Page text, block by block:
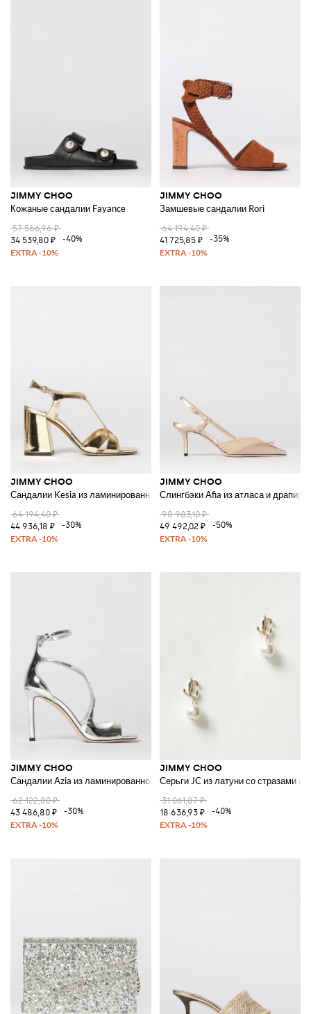
JIMMY CHOO
Кожаные сандалии Fayance
57 566,96 ₽
34 539,80 ₽
-40%
JIMMY CHOO
Замшевые сандалии Rori
64 194,40 ₽
41 725,85 ₽
-35%
JIMMY CHOO
Сандалии Kesia из ламинированной лакированной кожи
64 194,40 ₽
44 936,18 ₽
-30%
JIMMY CHOO
Слингбэки Afia из атласа и
98 983,10 ₽
49 492,02 ₽
-50%
JIMMY CHOO
Сандалии Azia из ламинированной лакированной кожи
62 122,80 ₽
43 486,80 ₽
-30%
JIMMY CHOO
Серьги JC из латуни со стразами и
31 061,87 ₽
18 636,93 ₽
-40%